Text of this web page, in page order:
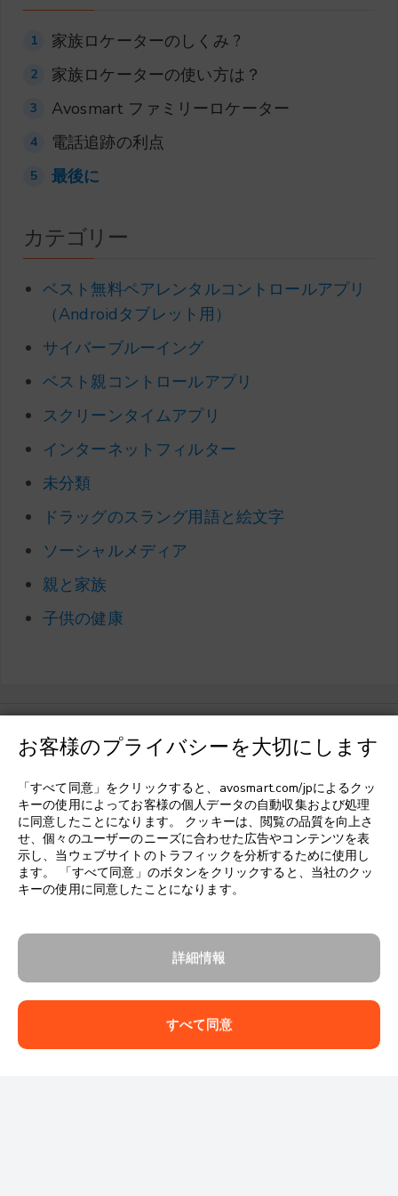
1 家族ロケーターのしくみ ?
2 家族ロケーターの使い方は？
3 Avosmart ファミリーロケーター
4 電話追跡の利点
5 最後に
カテゴリー
ベスト無料ペアレンタルコントロールアプリ
（Androidタブレット用）
サイバーブルーイング
ベスト親コントロールアプリ
スクリーンタイムアプリ
インターネットフィルター
未分類
ドラッグのスラング用語と絵文字
ソーシャルメディア
親と家族
子供の健康
言語を選択してください ▼
お客様のプライバシーを大切にします
「すべて同意」をクリックすると、avosmart.com/jpによるクッ
キーの使用によってお客様の個人データの自動収集および処理
に同意したことになります。 クッキーは、閲覧の品質を向上さ
せ、個々のユーザーのニーズに合わせた広告やコンテンツを表
示し、当ウェブサイトのトラフィックを分析するために使用し
ます。 「すべて同意」のボタンをクリックすると、当社のクッ
キーの使用に同意したことになります。
詳細情報
すべて同意